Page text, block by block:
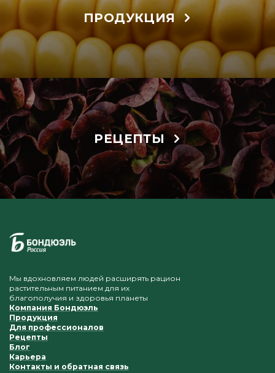
ПРОДУКЦИЯ
РЕЦЕПТЫ
Мы вдохновляем людей расширять рацион
растительным питанием для их
благополучия и здоровья планеты
Компания Бондюэль
Продукция
Для профессионалов
Рецепты
Блог
Карьера
Контакты и обратная связь